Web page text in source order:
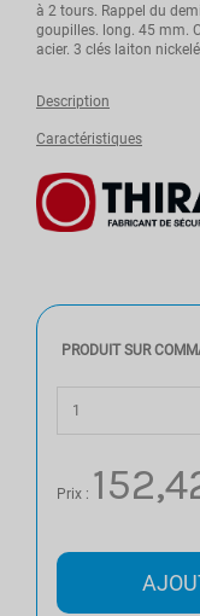
à 2 tours. Rappel du
goupilles. long. 45 mm.
acier. 3 clés laiton nickelé
Description
Caractéristiques
PRODUIT SUR
Prix :